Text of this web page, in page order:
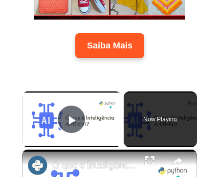
Saiba Mais
×
Play Video
Now Playing
×
O que é Inteligência Artificial?